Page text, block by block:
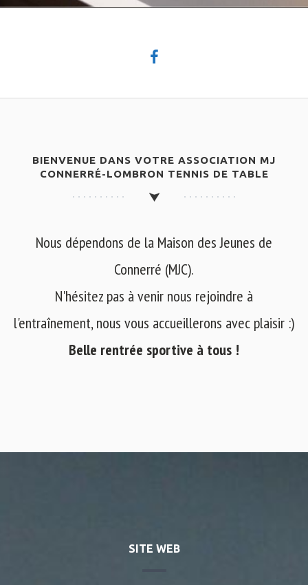
BIENVENUE DANS VOTRE ASSOCIATION MJ
CONNERRÉ-LOMBRON TENNIS DE TABLE
Nous dépendons de la Maison des Jeunes de
Connerré (MJC).
N'hésitez pas à venir nous rejoindre à
l'entraînement, nous vous accueillerons avec plaisir :)
Belle rentrée sportive à tous !
SITE WEB